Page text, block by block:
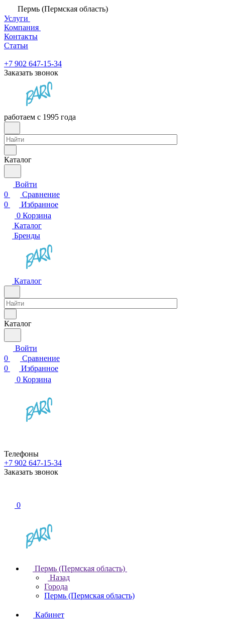
Пермь (Пермская область)
Услуги
Компания
Контакты
Статьи
+7 902 647-15-34
Заказать звонок
работаем с 1995 года
Каталог
Войти
0
Сравнение
0
Избранное
0 Корзина
Каталог
Бренды
Каталог
Каталог
Войти
0
Сравнение
0
Избранное
0 Корзина
Телефоны
+7 902 647-15-34
Заказать звонок
0
Пермь (Пермская область)
Назад
Города
Пермь (Пермская область)
Кабинет